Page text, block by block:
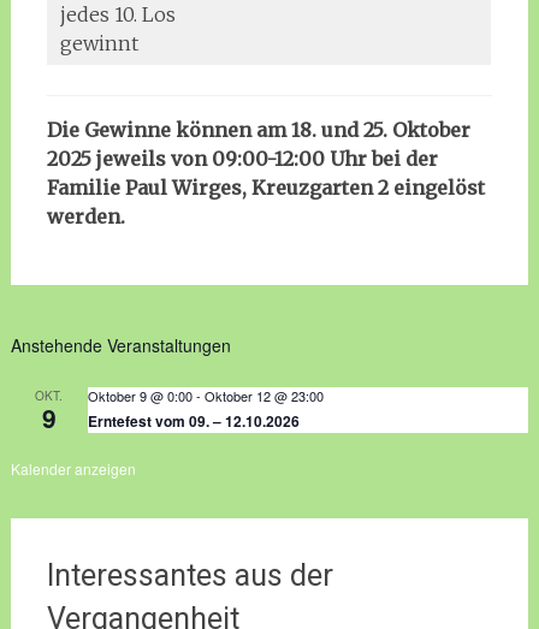
jedes 10. Los
gewinnt
Die Gewinne können am 18. und 25. Oktober
2025 jeweils von 09:00-12:00 Uhr bei der
Familie Paul Wirges, Kreuzgarten 2 eingelöst
werden.
Anstehende Veranstaltungen
OKT.
9
Oktober 9 @ 0:00- Oktober 12 @ 23:00
Erntefest vom 09. – 12.10.2026
Kalender anzeigen
Interessantes aus der
Vergangenheit